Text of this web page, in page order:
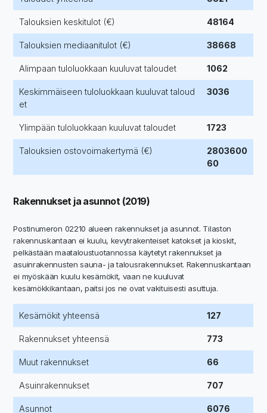
Talouksien keskitulot (€) 48164
Talouksien mediaanitulot (€) 38668
Alimpaan tuloluokkaan kuuluvat taloudet 1062
Keskimmäiseen tuloluokkaan kuuluvat taloud
et
3036
Ylimpään tuloluokkaan kuuluvat taloudet 1723
Talouksien ostovoimakertymä (€)
2803600
60
Rakennukset ja asunnot (2019)
Postinumeron 02210 alueen rakennukset ja asunnot. Tilaston
rakennuskantaan ei kuulu, kevytrakenteiset katokset ja kioskit,
pelkästään maataloustuotannossa käytetyt rakennukset ja
asuinrakennusten sauna- ja talousrakennukset. Rakennuskantaan
ei myöskään kuulu kesämökit, vaan ne kuuluvat
kesämökkikantaan, paitsi jos ne ovat vakituisesti asuttuja.
Kesämökit yhteensä 127
Rakennukset yhteensä 773
Muut rakennukset 66
Asuinrakennukset 707
Asunnot 6076